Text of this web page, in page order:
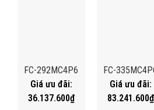
FC-292MC4P6
36.137.600₫
FC-
83.241.600₫